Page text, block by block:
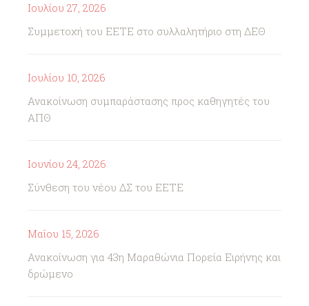
Ιουλίου 27, 2026
Συμμετοχή του ΕΕΤΕ στο συλλαλητήριο στη ΔΕΘ
Ιουλίου 10, 2026
Ανακοίνωση συμπαράστασης προς καθηγητές του
ΑΠΘ
Ιουνίου 24, 2026
Σύνθεση του νέου ΔΣ του ΕΕΤΕ
Μαΐου 15, 2026
Ανακοίνωση για 43η Μαραθώνια Πορεία Ειρήνης και
δρώμενο